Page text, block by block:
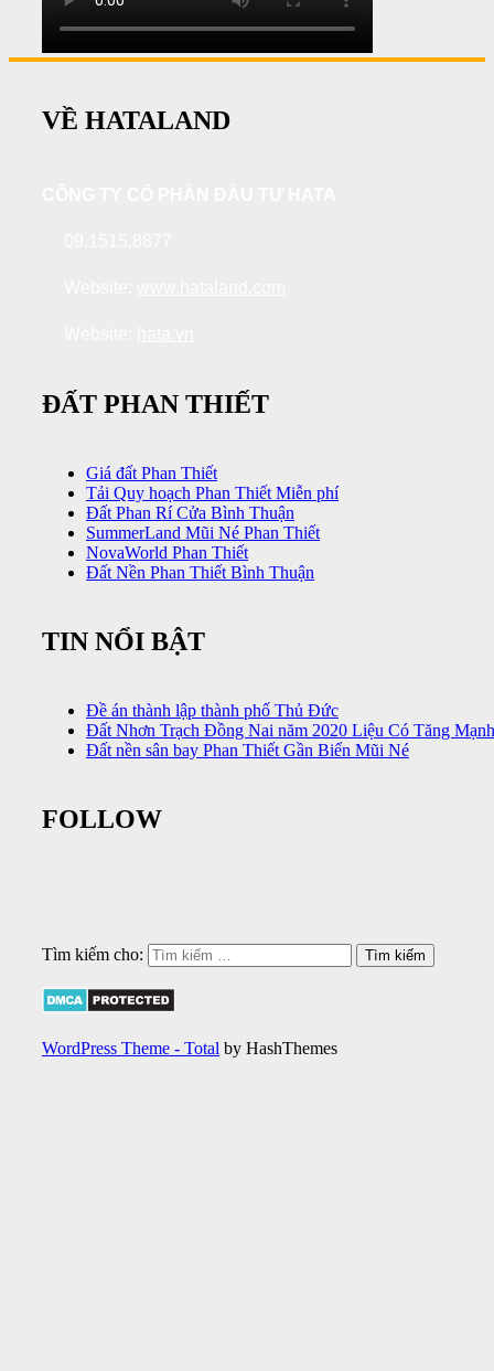
VỀ HATALAND
ĐẤT PHAN THIẾT
Giá đất Phan Thiết
Tải Quy hoạch Phan Thiết Miễn phí
Đất Phan Rí Cửa Bình Thuận
SummerLand Mũi Né Phan Thiết
NovaWorld Phan Thiết
Đất Nền Phan Thiết Bình Thuận
TIN NỔI BẬT
Đề án thành lập thành phố Thủ Đức
Đất Nhơn Trạch Đồng Nai năm 2020 Liệu Có Tăng
Đất nền sân bay Phan Thiết Gần Biển Mũi Né
FOLLOW
Tìm kiếm cho:
WordPress Theme - Total by HashThemes